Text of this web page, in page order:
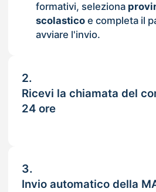
formativi, seleziona
scolasticoe completa il
avviare l'invio.
2.
Ricevi la chiamata del
24 ore
3.
Invio automatico della